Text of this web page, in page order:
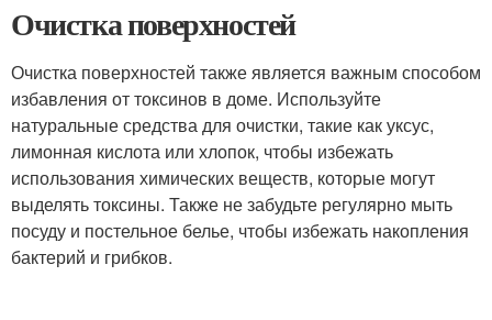
Очистка поверхностей
Очистка поверхностей также является важным способом
избавления от токсинов в доме. Используйте
натуральные средства для очистки, такие как уксус,
лимонная кислота или хлопок, чтобы избежать
использования химических веществ, которые могут
выделять токсины. Также не забудьте регулярно мыть
посуду и постельное белье, чтобы избежать накопления
бактерий и грибков.